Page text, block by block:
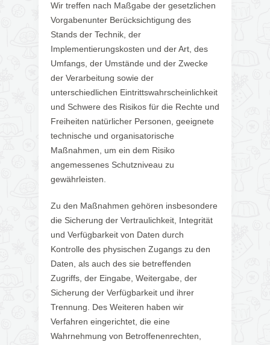
Wir treffen nach Maßgabe der gesetzlichen
Vorgabenunter Berücksichtigung des
Stands der Technik, der
Implementierungskosten und der Art, des
Umfangs, der Umstände und der Zwecke
der Verarbeitung sowie der
unterschiedlichen Eintrittswahrscheinlichkeit
und Schwere des Risikos für die Rechte und
Freiheiten natürlicher Personen, geeignete
technische und organisatorische
Maßnahmen, um ein dem Risiko
angemessenes Schutzniveau zu
gewährleisten.
Zu den Maßnahmen gehören insbesondere
die Sicherung der Vertraulichkeit, Integrität
und Verfügbarkeit von Daten durch
Kontrolle des physischen Zugangs zu den
Daten, als auch des sie betreffenden
Zugriffs, der Eingabe, Weitergabe, der
Sicherung der Verfügbarkeit und ihrer
Trennung. Des Weiteren haben wir
Verfahren eingerichtet, die eine
Wahrnehmung von Betroffenenrechten,